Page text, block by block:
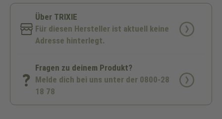
Über TRIXIE
Für diesen Hersteller ist aktuell keine
Adresse hinterlegt.
Fragen zu deinem Produkt?
Melde dich bei uns unter der 0800-28
18 78